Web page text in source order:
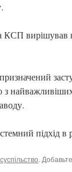
КСП вирішував
з
підхід в
.